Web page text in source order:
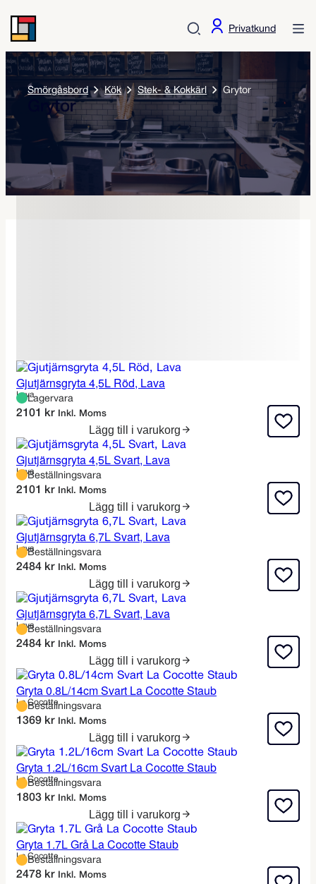
Privatkund
Smörgåsbord Kök Stek- & Kokkärl Grytor
Grytor
Gjutjärnsgryta 4,5L Röd, Lava
LavaLagervara
2101 kr Inkl. Moms
Lägg till i varukorg
Gjutjärnsgryta 4,5L Svart, Lava
LavaBeställningsvara
2101 kr Inkl. Moms
Lägg till i varukorg
Gjutjärnsgryta 6,7L Svart, Lava
LavaBeställningsvara
2484 kr Inkl. Moms
Lägg till i varukorg
Gjutjärnsgryta 6,7L Svart, Lava
LavaBeställningsvara
2484 kr Inkl. Moms
Lägg till i varukorg
Gryta 0.8L/14cm Svart La Cocotte Staub
La Cocotte
Beställningsvara
1369 kr Inkl. Moms
Lägg till i varukorg
Gryta 1.2L/16cm Svart La Cocotte Staub
La Cocotte
Beställningsvara
1803 kr Inkl. Moms
Lägg till i varukorg
Gryta 1.7L Grå La Cocotte Staub
La Cocotte
Beställningsvara
2478 kr Inkl. Moms